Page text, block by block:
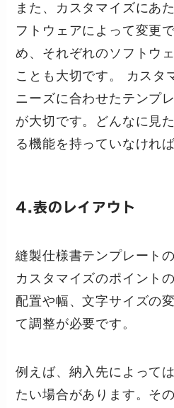
また、カスタマイズにあ
フトウェアによって変更
め、それぞれのソフトウ
ことも大切です。 カスタ
ニーズに合わせたテンプ
が大切です。どんなに見
る機能を持っていなけれ
4.表のレイアウト
縫製仕様書テンプレート
カスタマイズのポイント
配置や幅、文字サイズの
て調整が必要です。
例えば、納入先によって
たい場合があります。そ